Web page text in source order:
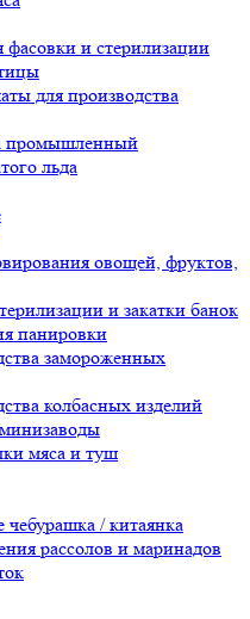
фасовки и стерилизации
для производства
промышленный
льда
овощей, фруктов,
и закатки банок
панировки
замороженных
колбасных изделий
мяса и туш
чебурашка / китаянка
рассолов и маринадов